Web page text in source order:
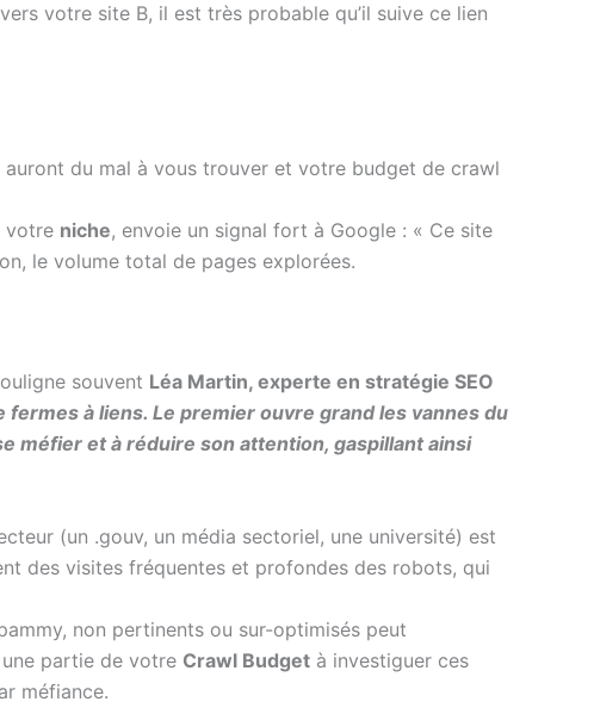
votre site B, il est très probable qu’il suive ce lien
du mal à vous trouver et votre budget de crawl
votre niche, envoie un signal fort à Google : « Ce site
le volume total de pages explorées.
souvent Léa Martin, experte en stratégie SEO
fermes à liens. Le premier ouvre grand les vannes du
méfier et à réduire son attention, gaspillant ainsi
(un .gouv, un média sectoriel, une université) est
des visites fréquentes et profondes des robots, qui
non pertinents ou sur-optimisés peut
partie de votre Crawl Budget à investiguer ces
méfiance.